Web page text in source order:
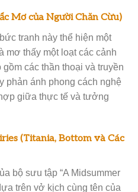
Mơ của Người Chăn Cừu)
tranh này thể hiện một
mơ thấy một loạt các cảnh
các thần thoại và truyền
phản ánh phong cách nghệ
giữa thực tế và tưởng
(Titania, Bottom và Các
bộ sưu tập “A Midsummer
trên vở kịch cùng tên của